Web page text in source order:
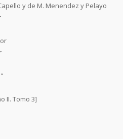
y de M. Menendez y Pelayo
II. Tomo 3]